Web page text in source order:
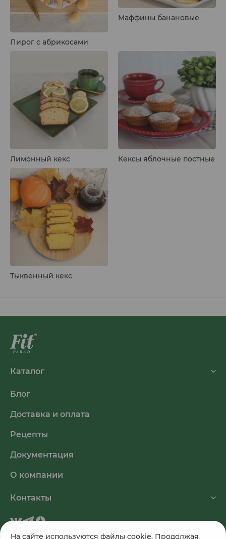
Пирог с абрикосами
Маффины банановые
Лимонный кекс Кексы яблочные постные
Тыквенный кекс
Каталог
Блог
Доставка и оплата
Рецепты
Документация
О компании
Контакты
На сайте используются файлы cookie. Продолжая